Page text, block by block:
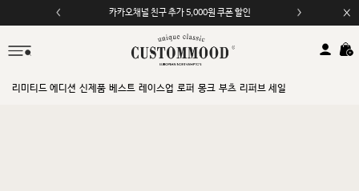
모바일 앱 자동 2,000원 할인
리미티드 에디션 신제품 베스트 레이스업 로퍼 몽크 부츠 리퍼브 세일